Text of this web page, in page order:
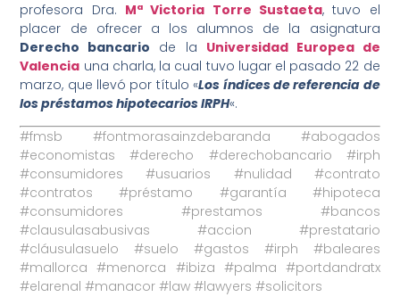
profesora Dra. Mª Victoria Torre Sustaeta, tuvo el
placer de ofrecer a los alumnos de la asignatura
Derecho bancario de la Universidad Europea de
Valencia una charla, la cual tuvo lugar el pasado 22 de
marzo, que llevó por título «Los índices de referencia de
los préstamos hipotecarios IRPH«.
#fmsb #fontmorasainzdebaranda #abogados
#economistas #derecho #derechobancario #irph
#consumidores #usuarios #nulidad #contrato
#contratos #préstamo #garantía #hipoteca
#consumidores #prestamos #bancos
#clausulasabusivas #accion #prestatario
#cláusulasuelo #suelo #gastos #irph #baleares
#mallorca #menorca #ibiza #palma #portdandratx
#elarenal #manacor #law #lawyers #solicitors